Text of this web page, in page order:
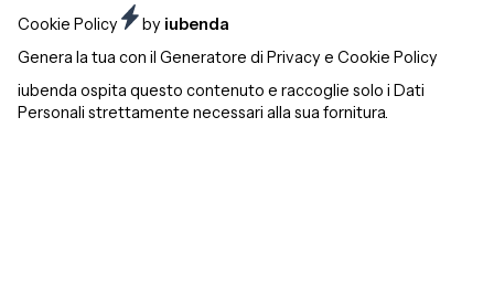
Cookie Policy by iubenda
Genera la tua con il Generatore di Privacy e Cookie Policy
iubenda ospita questo contenuto e raccoglie solo i Dati
Personali strettamente necessari alla sua fornitura.